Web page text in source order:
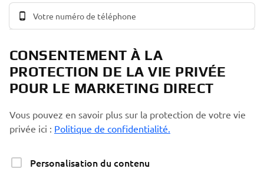
CONSENTEMENT À LA
PROTECTION DE LA VIE PRIVÉE
POUR LE MARKETING DIRECT
Vous pouvez en savoir plus sur la protection de votre vie
privée ici : Politique de confidentialité.
Personalisation du contenu